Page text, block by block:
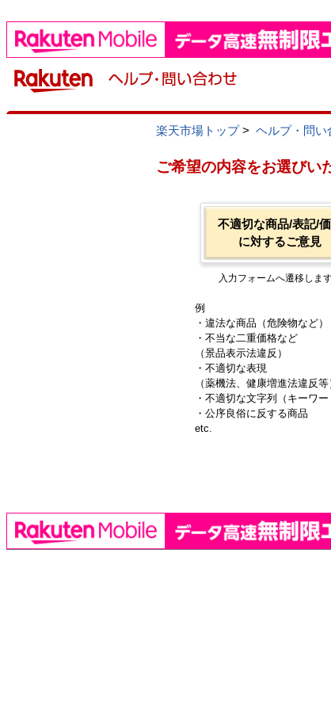
楽天市場トップ> ヘルプ・問い
ご希望の内容をお選びい
不適切な商品/表記/
に対するご意見
入力フォームへ遷移します
例
・違法な商品（危険物など）
・不当な二重価格など
（景品表示法違反）
・不適切な表現
（薬機法、健康増進法違反等
・不適切な文字列（キーワー
・公序良俗に反する商品
etc.